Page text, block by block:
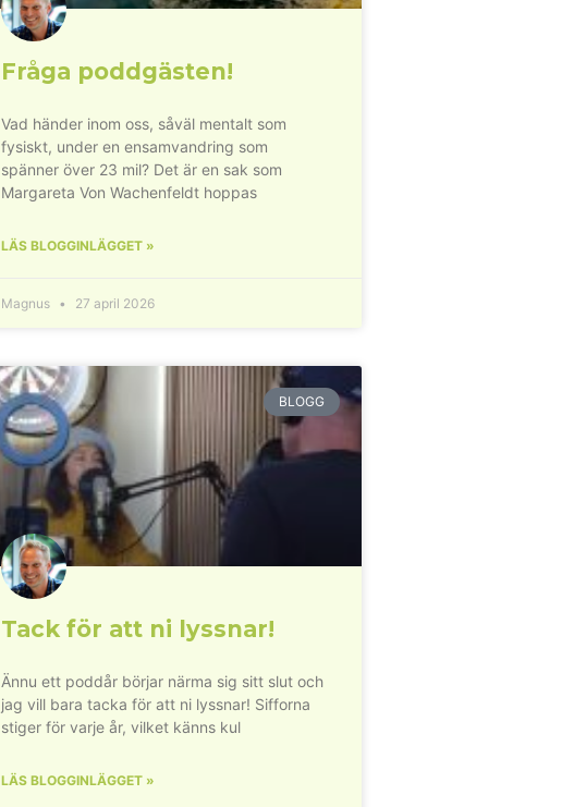
Fråga poddgästen!
Vad händer inom oss, såväl mentalt som
fysiskt, under en ensamvandring som
spänner över 23 mil? Det är en sak som
Margareta Von Wachenfeldt hoppas
LÄS BLOGGINLÄGGET »
Magnus 27 april 2026
BLOGG
Tack för att ni lyssnar!
Ännu ett poddår börjar närma sig sitt slut och
jag vill bara tacka för att ni lyssnar! Sifforna
stiger för varje år, vilket känns kul
LÄS BLOGGINLÄGGET »